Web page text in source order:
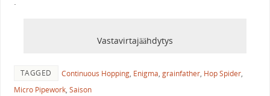
Vastavirtajäähdytys
TAGGED Continuous Hopping, Enigma, grainfather, Hop Spider,
Micro Pipework, Saison